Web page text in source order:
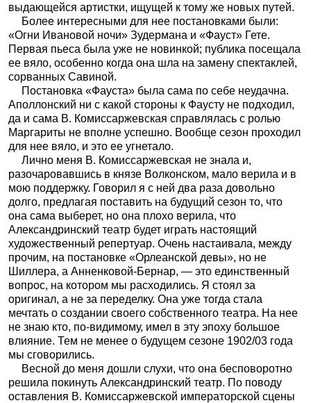
выдающейся артистки, ищущей к тому же новых путей.
Более интересными для нее постановками были:
«Огни Ивановой ночи» Зудермана и «Фауст» Гете.
Первая пьеса была уже не новинкой; публика посещала
ее вяло, особенно когда она шла на замену спектаклей,
сорванных Савиной.
Постановка «Фауста» была сама по себе неудачна.
Аполлонский ни с какой стороны к Фаусту не подходил,
да и сама В. Комиссаржевская справлялась с ролью
Маргариты не вполне успешно. Вообще сезон проходил
для нее вяло, и это ее угнетало.
Лично меня В. Комиссаржевская не знала и,
разочаровавшись в князе Волконском, мало верила и в
мою поддержку. Говорил я с ней два раза довольно
долго, предлагая поставить на будущий сезон то, что
она сама выберет, но она плохо верила, что
Александринский театр будет играть настоящий
художественный репертуар. Очень настаивала, между
прочим, на постановке «Орлеанской девы», но не
Шиллера, а Анненковой-Бернар, — это единственный
вопрос, на котором мы расходились. Я стоял за
оригинал, а не за переделку. Она уже тогда стала
мечтать о создании своего собственного театра. На нее
не знаю кто, по-видимому, имел в эту эпоху большое
влияние. Тем не менее о будущем сезоне 1902/03 года
мы сговорились.
Весной до меня дошли слухи, что она бесповоротно
решила покинуть Александринский театр. По поводу
оставления В. Комиссаржевской императорской сцены